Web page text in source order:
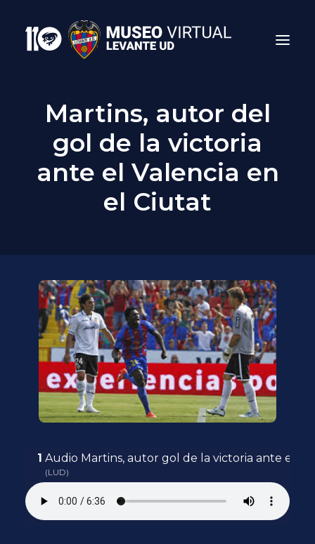
Martins, autor del
gol de la victoria
ante el Valencia en
el Ciutat
Audio Martins, autor gol de la victoria ante el
(LUD)